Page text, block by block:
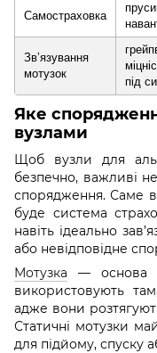
Самостраховка
Зв’язування
мотузок
під
Яке
вузлами
Щоб вузли для
безпечно, важливі
спорядження. Саме
буде система
навіть ідеально
або невідповідне
Мотузка — основа
використовують
адже вони
Статичні мотузки
для підйому, спуску